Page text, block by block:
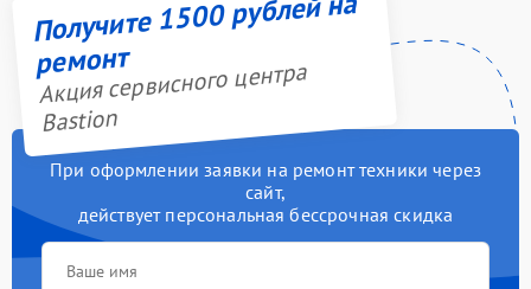
Получите 1500 рублей на
ремонт
Акция сервисного центра
Bastion
При оформлении заявки на ремонт техники через
сайт,
действует персональная бессрочная скидка